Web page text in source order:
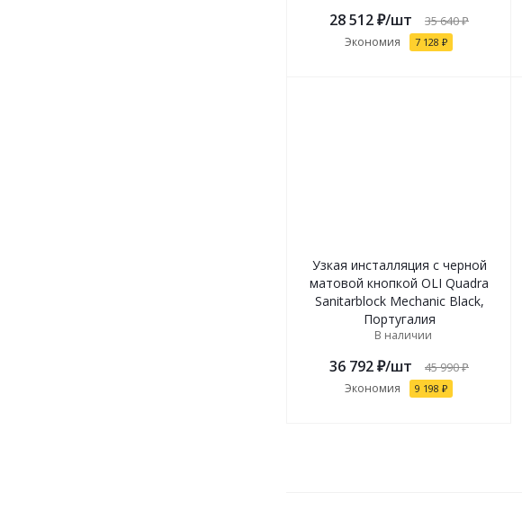
28 512₽/шт 35 640₽
Экономия 7 128 ₽
Узкая инсталляция с черной
матовой кнопкой OLI Quadra
Sanitarblock Mechanic Black,
Португалия
В наличии
36 792₽/шт 45 990₽
Экономия 9 198 ₽